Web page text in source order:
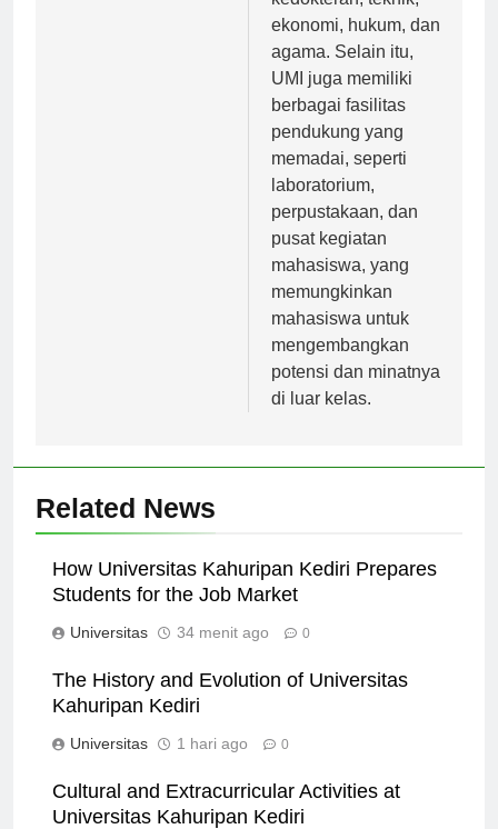
ekonomi, hukum, dan
agama. Selain itu,
UMI juga memiliki
berbagai fasilitas
pendukung yang
memadai, seperti
laboratorium,
perpustakaan, dan
pusat kegiatan
mahasiswa, yang
memungkinkan
mahasiswa untuk
mengembangkan
potensi dan minatnya
di luar kelas.
Related News
How Universitas Kahuripan Kediri Prepares
Students for the Job Market
Universitas 34 menit ago 0
The History and Evolution of Universitas
Kahuripan Kediri
Universitas 1 hari ago 0
Cultural and Extracurricular Activities at
Universitas Kahuripan Kediri